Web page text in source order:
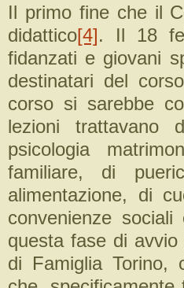
Il primo fine che il
didattico[4]. Il 18
fidanzati e giovani
destinatari del
corso si sarebbe
lezioni trattavano
psicologia
familiare, di
alimentazione, di
convenienze
questa fase di
di Famiglia Torino,